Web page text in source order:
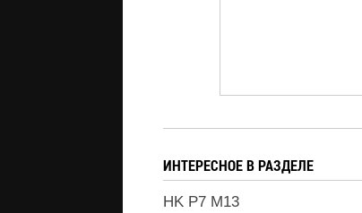
ИНТЕРЕСНОЕ В РАЗДЕЛЕ
HK P7 M13